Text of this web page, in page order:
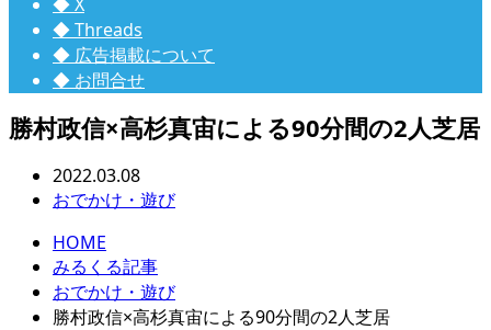
◆ Threads
◆ 広告掲載について
◆ お問合せ
勝村政信×高杉真宙による90分間の2人芝居
2022.03.08
おでかけ・遊び
HOME
みるくる記事
おでかけ・遊び
勝村政信×高杉真宙による90分間の2人芝居